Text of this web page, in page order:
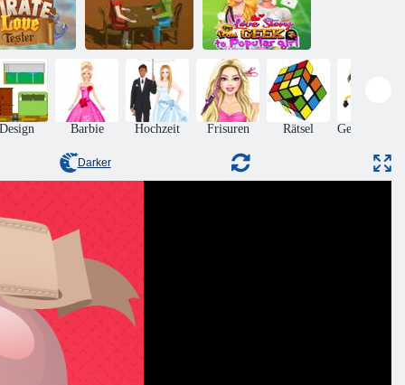
küssen
Liebe
Katzenlinie
Bunny Love
Dressup
Piraten-
Schnelle
Datierung
Liebesgeschichte
vom Geek zum
beliebten
Mädchen
Design Barbie Hochzeit Frisuren Rätsel
Darker